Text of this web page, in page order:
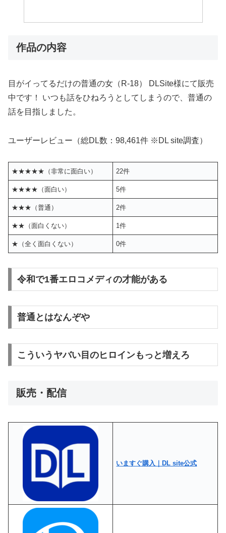
作品の内容
目がイってるだけの普通の女（R-18） DLSite様にて販売
中です！ いつも話をひねろうとしてしまうので、普通の
話を目指しました。
ユーザーレビュー（総DL数：98,461件 ※DL site調査）
★★★★★（非常に面白い） 22件
★★★★（面白い） 5件
★★★（普通） 2件
★★（面白くない） 1件
★（全く面白くない） 0件
令和で1番エロコメディの才能がある
普通とはなんぞや
こういうヤバい目のヒロインもっと増えろ
販売・配信
いますぐ購入｜DL site公式